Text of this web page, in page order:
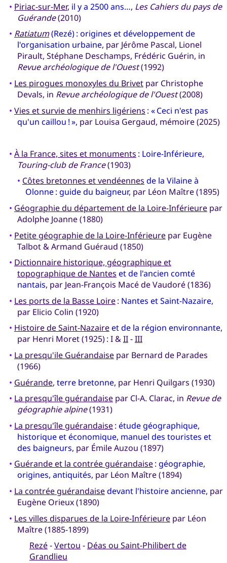
• Piriac-sur-Mer, il y a 2500 ans…, Les Cahiers du pays de
Guérande(2010)
• Ratiatum(Rezé) : origines et développement de
l'organisation urbaine, par Jérôme Pascal, Lionel
Pirault, Stéphane Deschamps, Frédéric Guérin, in
Revue archéologique de l'Ouest(1992)
• Les pirogues monoxyles du Brivetpar Christophe
Devals, in Revue archéologique de l'Ouest(2008)
• Vies et survie de menhirs ligériens : « Ceci n'est pas
qu'un caillou ! », par Louisa Gergaud, mémoire (2025)
• À la France, sites et monuments : Loire-Inférieure,
Touring-club de France(1903)
• Côtes bretonnes et vendéennes de la Vilaine à
Olonne : guide du baigneur, par Léon Maître (1895)
• Géographie du département de la Loire-Inférieurepar
Adolphe Joanne (1880)
• Petite géographie de la Loire-Inférieurepar Eugène
Talbot & Armand Guéraud (1850)
• Dictionnaire historique, géographique et
topographique de Nantes et de l'ancien comté
nantais, par Jean-François Macé de Vaudoré (1836)
• Les ports de la Basse Loire: Nantes et Saint-Nazaire,
par Elicio Colin (1920)
• Histoire de Saint-Nazaireet de la région environnante,
par Henri Moret (1925) : I &II-III
• La presqu'ile Guérandaisepar Bernard de Parades
(1966)
• Guérande, terre bretonne, par Henri Quilgars (1930)
• La presqu'île guérandaisepar Cl-A. Clarac, in Revue de
géographie alpine(1931)
• La presqu'île guérandaise: étude géographique,
historique et économique, manuel des touristes et
des baigneurs, par Émile Auzou (1897)
• Guérande et la contrée guérandaise: géographie,
origines, antiquités, par Léon Maître (1894)
• La contrée guérandaisedevant l'histoire ancienne, par
Eugène Orieux (1890)
• Les villes disparues de la Loire-Inférieurepar Léon
Maître (1885-1899)
Rezé-Vertou - Déas ou Saint-Philibert de
Grandlieu